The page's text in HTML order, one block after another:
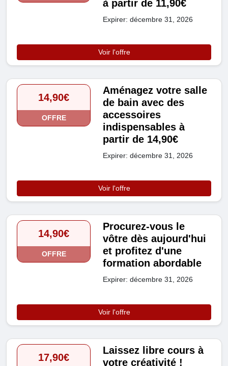
à partir de 11,90€
Expirer: décembre 31, 2026
Voir l'offre
14,90€
OFFRE
Aménagez votre salle
de bain avec des
accessoires
indispensables à
partir de 14,90€
Expirer: décembre 31, 2026
Voir l'offre
14,90€
OFFRE
Procurez-vous le
vôtre dès aujourd'hui
et profitez d'une
formation abordable
Expirer: décembre 31, 2026
Voir l'offre
17,90€
Laissez libre cours à
votre créativité !